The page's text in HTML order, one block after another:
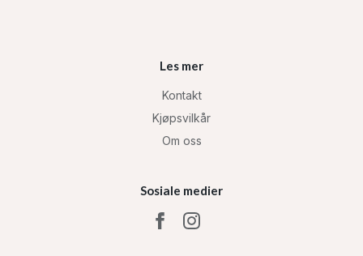
Les mer
Kontakt
Kjøpsvilkår
Om oss
Sosiale medier